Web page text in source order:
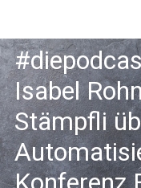
Isabel
Stämpfli